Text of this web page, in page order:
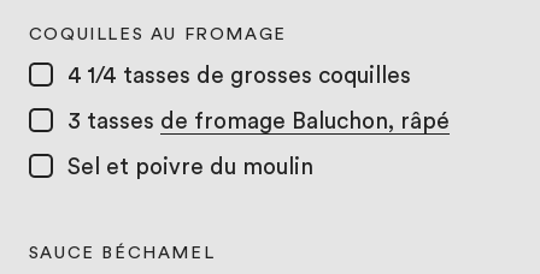
COQUILLES AU FROMAGE
4 1/4 tasses de grosses coquilles
3 tasses de fromage Baluchon, râpé
Sel et poivre du moulin
SAUCE BÉCHAMEL